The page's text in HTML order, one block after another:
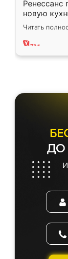
Ренессанс
новую
вполне
два года,
Читать
ДО